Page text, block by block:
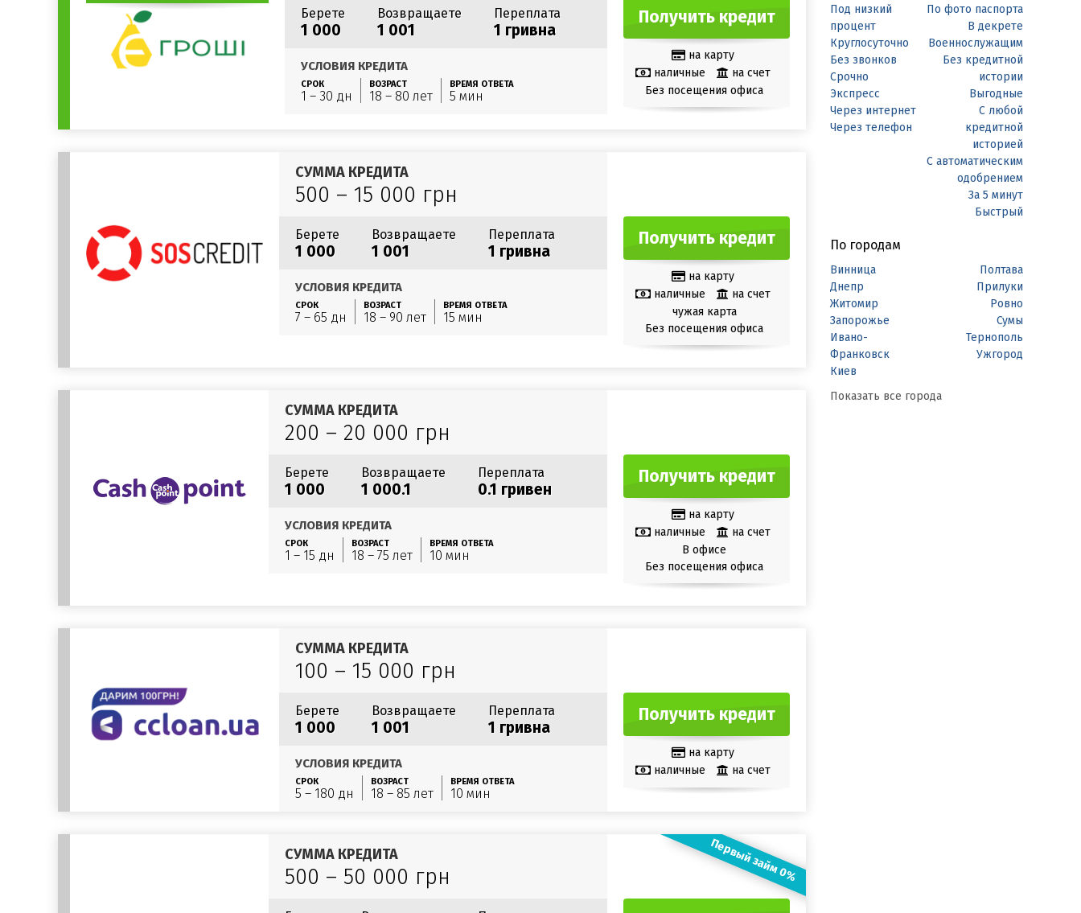
Берете
1 000
Возвращаете
1 001
Переплата
1 гривна
УСЛОВИЯ КРЕДИТА
СРОК
1 – 30 дн
ВОЗРАСТ
18 – 80 лет
ВРЕМЯ ОТВЕТА
5 мин
Получить кредит
на карту
наличные
на счет
Без посещения офиса
СУММА КРЕДИТА
500 – 15 000 грн
Берете
1 000
Возвращаете
1 001
Переплата
1 гривна
УСЛОВИЯ КРЕДИТА
СРОК
7 – 65 дн
ВОЗРАСТ
18 – 90 лет
ВРЕМЯ ОТВЕТА
15 мин
Получить кредит
на карту
наличные
на счет
чужая карта
Без посещения офиса
СУММА КРЕДИТА
200 – 20 000 грн
Берете
1 000
Возвращаете
1 000.1
Переплата
0.1 гривен
УСЛОВИЯ КРЕДИТА
СРОК
1 – 15 дн
ВОЗРАСТ
18 – 75 лет
ВРЕМЯ ОТВЕТА
10 мин
Получить кредит
на карту
наличные
на счет
В офисе
Без посещения офиса
СУММА КРЕДИТА
100 – 15 000 грн
Берете
1 000
Возвращаете
1 001
Переплата
1 гривна
УСЛОВИЯ КРЕДИТА
СРОК
5 – 180 дн
ВОЗРАСТ
18 – 85 лет
ВРЕМЯ ОТВЕТА
10 мин
Получить кредит
на карту
наличные
на счет
СУММА КРЕДИТА
500 – 50 000 грн Первый займ 0%
Под низкий
процент
Круглосуточно
Без звонков
Срочно
Экспресс
Через интернет
Через телефон
По фото паспорта
В декрете
Военнослужащим
Без кредитной
истории
Выгодные
С любой
кредитной
историей
С автоматическим
одобрением
За 5 минут
Быстрый
По городам
Винница
Днепр
Житомир
Запорожье
Ивано-
Франковск
Киев
Полтава
Прилуки
Ровно
Сумы
Тернополь
Ужгород
Показать все города